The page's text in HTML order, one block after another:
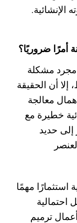
الإنشائية.
أمرًا ضروريًا؟
مشكلة
أن الحقيقة
معالجة
خطيرة مع
حديد
استثمارًا مهمًا
احتمالية
ترميم